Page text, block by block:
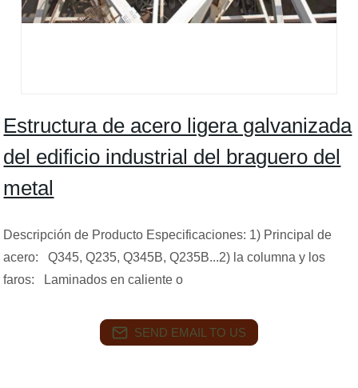
Estructura de acero ligera galvanizada
del edificio industrial del braguero del
metal
Descripción de Producto Especificaciones: 1) Principal de
acero: Q345, Q235, Q345B, Q235B...2) la columna y los
faros: Laminados en caliente o
SEND EMAIL TO US